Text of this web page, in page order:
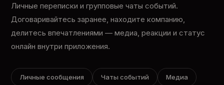
Личные переписки и групповые чаты событий.
Договаривайтесь заранее, находите компанию,
делитесь впечатлениями — медиа, реакции и статус
онлайн внутри приложения.
Личные сообщения Чаты событий Медиа